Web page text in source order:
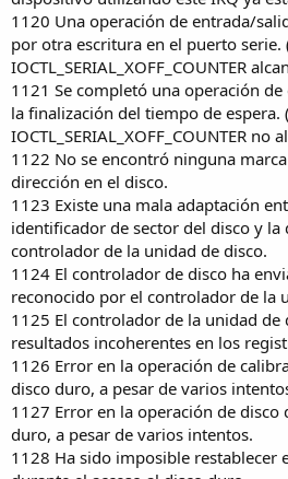
1120 Una operación de entrada/
por otra escritura en el puerto serie.
IOCTL_SERIAL_XOFF_COUNTER
1121 Se completó una operación
la finalización del tiempo de espera.
IOCTL_SERIAL_XOFF_COUNTER no
1122 No se encontró ninguna
dirección en el disco.
1123 Existe una mala adaptación
identificador de sector del disco y la
controlador de la unidad de disco.
1124 El controlador de disco ha
reconocido por el controlador de la
1125 El controlador de la unidad de
resultados incoherentes en los
1126 Error en la operación de
disco duro, a pesar de varios
1127 Error en la operación de disco
duro, a pesar de varios intentos.
1128 Ha sido imposible restablecer